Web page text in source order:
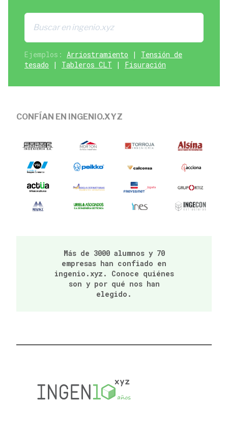
Ejemplos: Arriostramiento | Tensión de
tesado | Tableros CLT | Fisuración
CONFÍAN EN INGENIO.XYZ
Más de 3000 alumnos y 70
empresas han confiado en
ingenio.xyz. Conoce quiénes
son y por qué nos han
elegido.